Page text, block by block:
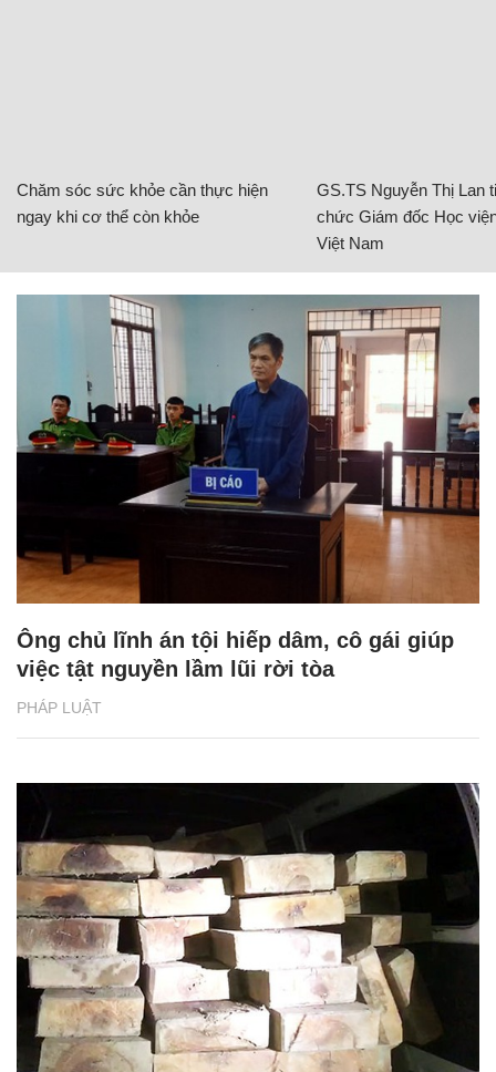
Chăm sóc sức khỏe cần thực hiện
ngay khi cơ thể còn khỏe
GS.TS Nguyễn Thị Lan
chức Giám đốc Học
Việt Nam
PHÁP LUẬT
Ông chủ lĩnh án tội hiếp dâm, cô gái giúp
việc tật nguyền lầm lũi rời tòa